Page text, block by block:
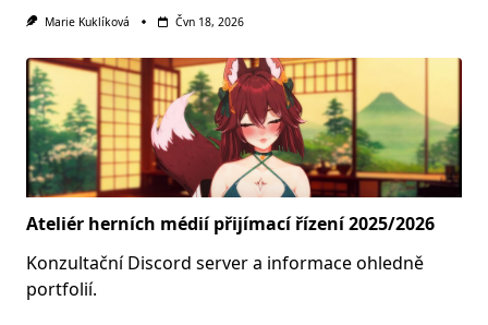
Marie Kuklíková Čvn 18, 2026
Ateliér herních médií přijímací řízení 2025/2026
Konzultační Discord server a informace ohledně
portfolií.